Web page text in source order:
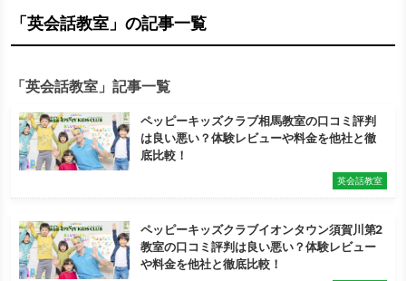
「英会話教室」の記事一覧
「英会話教室」記事一覧
ペッピーキッズクラブ相馬教室の口コミ評判
は良い悪い？体験レビューや料金を他社と徹
底比較！
英会話教室
ペッピーキッズクラブイオンタウン須賀川第2
教室の口コミ評判は良い悪い？体験レビュー
や料金を他社と徹底比較！